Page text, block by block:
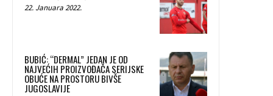
22. Januara 2022.
BUBIĆ: “DERMAL” JEDAN JE OD
NAJVEĆIH PROIZVOĐAČA SERIJSKE
OBUĆE NA PROSTORU BIVŠE
JUGOSLAVIJE